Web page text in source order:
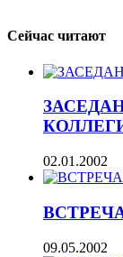
Сейчас читают
02.01.2002
09.05.2002